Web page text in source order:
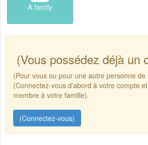
A family
(Vous possédez déjà un
(Pour vous ou pour une autre personne de
(Connectez-vous d'abord à votre compte
membre à votre famille).
(Connectez-vous)